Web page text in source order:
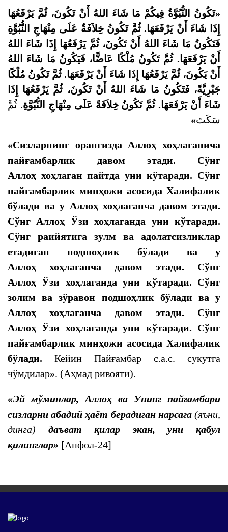
«تَكُونُ النُّبُوَّةُ فِيكُمْ مَا شَاءَ اللهُ أَنْ تَكُونَ، ثُمَّ يَرْفَعُهَا
إِذَا شَاءَ أَنْ يَرْفَعَهَا.ثُمَّ تَكُونُ خِلاَفَةٌ عَلَى مِنْهَاجِ النُّبُوَّةِ
فَتَكُونُ مَا شَاءَ اللهُ أَنْ تَكُونَ، ثُمَّ يَرْفَعُهَا إِذَا شَاءَ اللهُ
أَنْ يَرْفَعَهَا.ثُمَّ تَكُونُ مُلْكًا عَاضًّا، فَيَكُونُ مَا شَاءَ اللهُ
أَنْ يَكُونَ، ثُمَّ يَرْفَعُهَا إِذَا شَاءَ أَنْ يَرْفَعَهَا. ثُمَّ تَكُونُ مُلْكًا
جَبْرِيَّةً، فَتَكُونُ مَا شَاءَ اللهُ أَنْ تَكُونَ، ثُمَّ يَرْفَعُهَا إِذَا
شَاءَ أَنْ يَرْفَعَهَا.ثُمَّ تَكُونُ خِلاَفَةً عَلَى مِنْهَاجِ النُّبُوَّةِ. ثُمَّ
سَكَتَ»
«Сизларнинг орангизда Аллоҳ хоҳлаганича
пайғамбарлик давом этади. Сўнг
Аллоҳ хоҳлаган пайтда уни кўтаради. Сўнг
пайғамбарлик минҳожи асосида Халифалик
бўлади ва у Аллоҳ хоҳлаганча давом этади.
Сўнг Аллоҳ Ўзи хоҳлаганда уни кўтаради.
Сўнг раийятига зулм ва адолатсизликлар
етадиган подшоҳлик бўлади ва у
Аллоҳ хоҳлаганча давом этади. Сўнг
Аллоҳ Ўзи хоҳлаганда уни кўтаради. Сўнг
золим ва зўравон подшоҳлик бўлади ва у
Аллоҳ хоҳлаганча давом этади. Сўнг
Аллоҳ Ўзи хоҳлаганда уни кўтаради. Сўнг
пайғамбарлик минҳожи асосида Халифалик
бўлади. Кейин Пайғамбар с.а.с. сукутга
чўмдилар». (Аҳмад ривояти).
«Эй мўминлар, Аллоҳ ва Унинг пайғамбари
сизларни абадий ҳаёт берадиган нарсага (яъни,
динга) даъват қилар экан, уни қабул
қилинглар» [Анфол-24]